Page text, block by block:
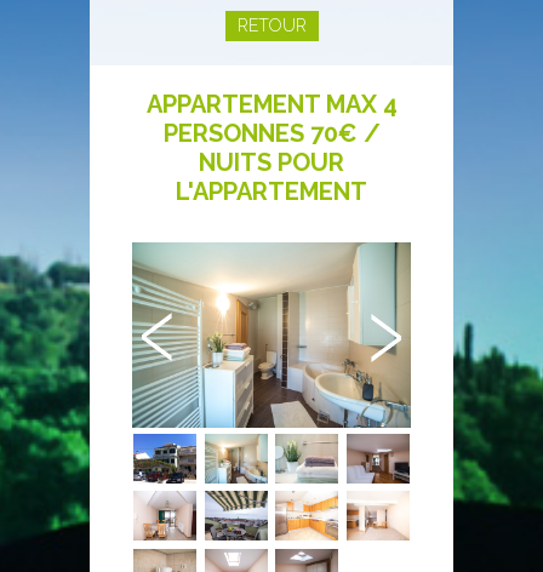
RETOUR
APPARTEMENT MAX 4
PERSONNES 70€ /
NUITS POUR
L'APPARTEMENT